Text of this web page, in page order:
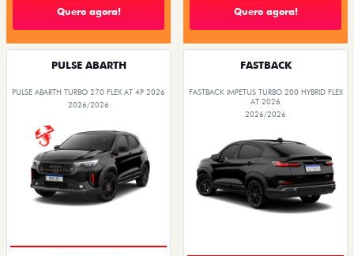
Quero agora! Quero agora!
PULSE ABARTH
PULSE ABARTH TURBO 270 FLEX AT 4P 2026
2026/2026
FASTBACK
FASTBACK IMPETUS TURBO 200 HYBRID FLEX
AT 2026
2026/2026